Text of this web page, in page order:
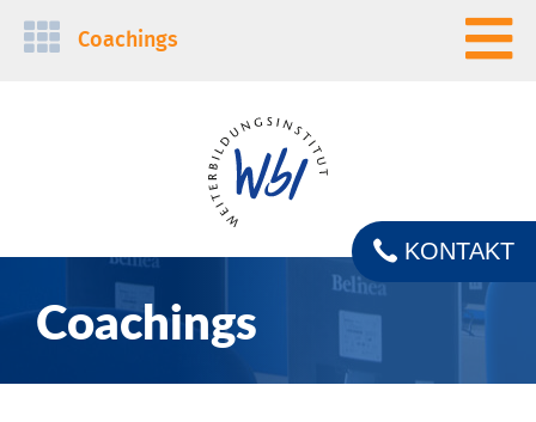
Navigation
Coachings
Coachings
KONTAKT